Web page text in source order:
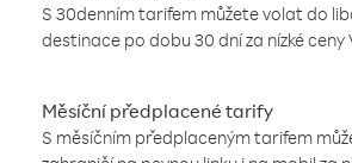
S 30denním tarifem můžete volat do
destinace po dobu 30 dní za nízké ceny
Měsíční předplacené tarify
S měsíčním předplaceným tarifem